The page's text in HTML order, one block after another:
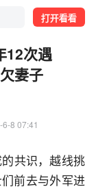
打开看看
12次遇
妻子
6-8 07:41
共识，越线挑
前去与外军进